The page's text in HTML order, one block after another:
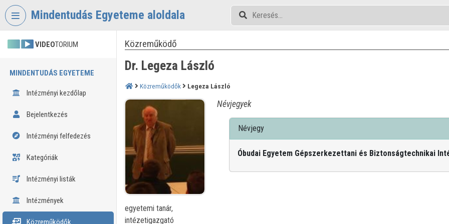
Fejléc kihagyása
Mindentudás Egyeteme aloldala
VIDEOTORIUM
MINDENTUDÁS EGYETEME
Intézményi kezdőlap
Bejelentkezés
Intézményi felfedezés
Kategóriák
Intézményi listák
Intézmények
Közreműködők
Közreműködő
Dr. Legeza László
Közreműködők Legeza László
egyetemi tanár,
intézetigazgató
Névjegyek
Névjegy
Óbudai Egyetem Gépszerkezettani és Biztonságtechnikai